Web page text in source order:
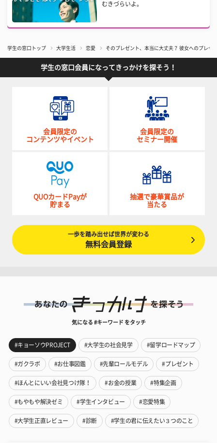
むきづらいよ。
学生の窓口トップ 大学生活 恋愛 そのプレゼント、本当に大丈夫？ 彼女へのプレゼ
学生の窓口会員になってきっかけを探そう！
会員限定の
コンテンツやイベント
会員限定の
セミナー開催
QUOカードPayが
貯まる
抽選で豪華賞品が
当たる
一歩を踏み出せば世界が変わる
無料会員登録
気になる #キーワード をタッチ
#キョーソウPROJECT #大学生の社会見学 #留学ロードマップ
#ガクラボ #お仕事図鑑 #先輩ロールモデル #プレゼント
#ほんとにいい会社見つけ隊！ #お金の授業 #特集企画
#もやもや解決ゼミ #学生インタビュー #恋愛特集
#大学生正直レビュー #診断 #学生の君に伝えたい３つのこと